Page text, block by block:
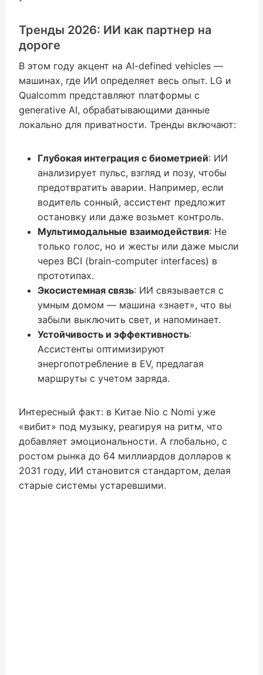
Тренды 2026: ИИ как партнер на
дороге
В этом году акцент на AI-defined vehicles —
машинах, где ИИ определяет весь опыт. LG и
Qualcomm представляют платформы с
generative AI, обрабатывающими данные
локально для приватности. Тренды включают:
Глубокая интеграция с биометрией: ИИ
анализирует пульс, взгляд и позу, чтобы
предотвратить аварии. Например, если
водитель сонный, ассистент предложит
остановку или даже возьмет контроль.
Мультимодальные взаимодействия: Не
только голос, но и жесты или даже мысли
через BCI (brain-computer interfaces) в
прототипах.
Экосистемная связь: ИИ связывается с
умным домом — машина «знает», что вы
забыли выключить свет, и напоминает.
Устойчивость и эффективность:
Ассистенты оптимизируют
энергопотребление в EV, предлагая
маршруты с учетом заряда.
Интересный факт: в Китае Nio с Nomi уже
«вибит» под музыку, реагируя на ритм, что
добавляет эмоциональности. А глобально, с
ростом рынка до 64 миллиардов долларов к
2031 году, ИИ становится стандартом, делая
старые системы устаревшими.